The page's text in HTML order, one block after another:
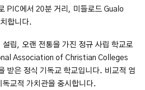
PIC에서 20분 거리, 미들로드 Gualo
합니다.
립, 오랜 전통을 가진 정규 사립 학교로
Association of Christian Colleges
받은 정식 기독교 학교입니다. 비교적 엄
교적 가치관을 중시합니다.